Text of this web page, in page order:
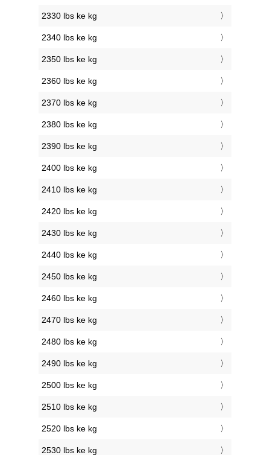
2330 lbs ke kg
2340 lbs ke kg
2350 lbs ke kg
2360 lbs ke kg
2370 lbs ke kg
2380 lbs ke kg
2390 lbs ke kg
2400 lbs ke kg
2410 lbs ke kg
2420 lbs ke kg
2430 lbs ke kg
2440 lbs ke kg
2450 lbs ke kg
2460 lbs ke kg
2470 lbs ke kg
2480 lbs ke kg
2490 lbs ke kg
2500 lbs ke kg
2510 lbs ke kg
2520 lbs ke kg
2530 lbs ke kg